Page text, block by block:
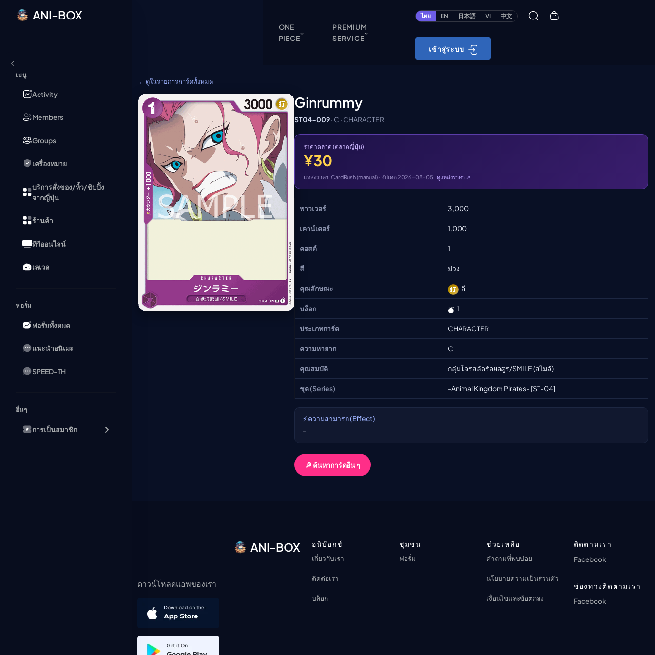
ข้ามไปยังเนื้อหา
ANI-BOX
เมนู
Activity
Members
Groups
เครื่องหมาย
บริการสั่งของ/หิ้ว/ชิปปิ้ง
จากญี่ปุ่น
ร้านค้า
ทีวีออนไลน์
เลเวล
ฟอรั่ม
ฟอรั่มทั้งหมด
แนะนำอนิเมะ
SPEED-TH
อื่นๆ
การเป็นสมาชิก
ONE
PIECE
PREMIUM
SERVICE
ไทย EN 日本語 VI 中文
เข้าสู่ระบบ
Deck Builder
Deck Library
PREMIUM SERVICE
ตารางออกอากาศอนิเมะ (คืนนี้)
ตารางออกอากาศอนิเมะ
← ดูในรายการการ์ดทั้งหมด
Ginrummy
ST04-009· C · CHARACTER
ราคาตลาด (ตลาดญี่ปุ่น)
¥30
แหล่งราคา: CardRush (manual) · อัปเดต 2026-08-05 · ดูแหล่งราคา ↗
พาวเวอร์ 3,000
เคาน์เตอร์ 1,000
คอสต์ 1
สี ม่วง
คุณลักษณะ ตี
บล็อก 1
ประเภทการ์ด CHARACTER
ความหายาก C
คุณสมบัติ กลุ่มโจรสลัดร้อยอสูร/SMILE (สไมล์)
ชุด (Series) -Animal Kingdom Pirates- [ST-04]
⚡ ความสามารถ (Effect)
-
🔎 ค้นหาการ์ดอื่น ๆ
ANI-BOX
ดาวน์โหลดแอพของเรา
อนิบ๊อกช์
เกี่ยวกับเรา
ติดต่อเรา
บล็อก
ชุมชน
ฟอรั่ม
ช่วยเหลือ
คำถามที่พบบ่อย
นโยบายความเป็นส่วนตัว
เงื่อนไขและข้อตกลง
ติดตามเรา
Facebook
ช่องทางติดตามเรา
Facebook